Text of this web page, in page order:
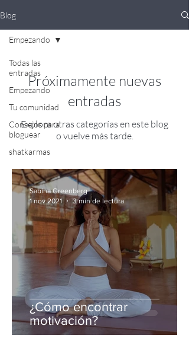
Blog
Todas las
entradas
Empezando
Tu comunidad
Consejos para
bloguear
shatkarmas
Empezando
Próximamente nuevas
entradas
Explora otras categorías en este blog
o vuelve más tarde.
¿Cómo encontrar
motivación?
Sabina Greenberg
1 nov 2021
3 min de lectura